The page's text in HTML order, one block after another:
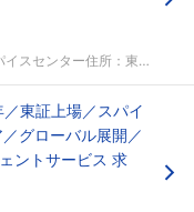
ンター住所：東京都板橋...
／東証上場／スパイ
グローバル展開／
ントサービス 求